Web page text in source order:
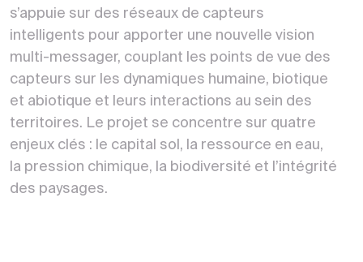
s’appuie sur des réseaux de capteurs
intelligents pour apporter une nouvelle vision
multi-messager, couplant les points de vue des
capteurs sur les dynamiques humaine, biotique
et abiotique et leurs interactions au sein des
territoires. Le projet se concentre sur quatre
enjeux clés : le capital sol, la ressource en eau,
la pression chimique, la biodiversité et l’intégrité
des paysages.